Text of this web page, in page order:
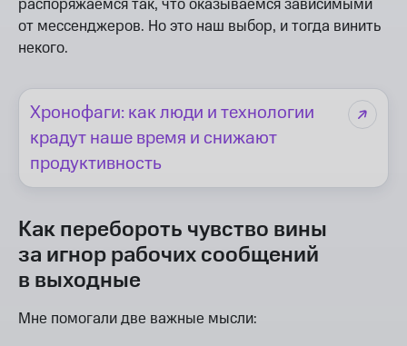
распоряжаемся так, что оказываемся зависимыми
от мессенджеров. Но это наш выбор, и тогда винить
некого.
Хронофаги: как люди и технологии
крадут наше время и снижают
продуктивность
Как перебороть чувство вины
за игнор рабочих сообщений
в выходные
Мне помогали две важные мысли: